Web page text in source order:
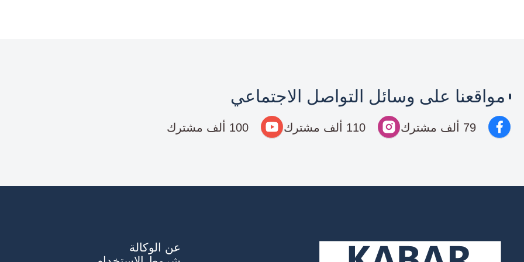
مواقعنا على وسائل التواصل الاجتماعي
79 ألف مشترك 110 ألف مشترك 100 ألف مشترك
عن الوكالة